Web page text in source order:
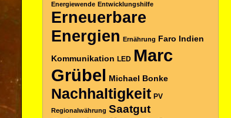
Energiewende Entwicklungshilfe
Erneuerbare
Energien Ernährung Faro Indien
Kommunikation LED Marc
Grübel Michael Bonke
Nachhaltigkeit PV
Regionalwährung Saatgut